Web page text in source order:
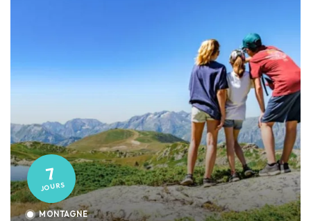
7
JOURS
MONTAGNE